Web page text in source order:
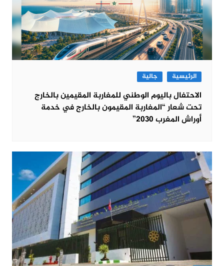
الرئيسية جالية
الاحتفال باليوم الوطني للمغاربة المقيمين بالخارج
تحت شعار “المغاربة المقيمون بالخارج في خدمة
أوراش المغرب 2030”